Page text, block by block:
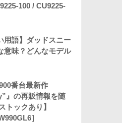
100 / CU9225-
用語】ダッドスニー
意味？どんなモデル
番台最新作
』の再販情報を随
トックあり】
］